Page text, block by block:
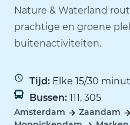
Nature & Waterland
prachtige en groene
buitenactiviteiten.
Tijd: Elke 15/30
Bussen: 111, 305
Amsterdam Zaandam